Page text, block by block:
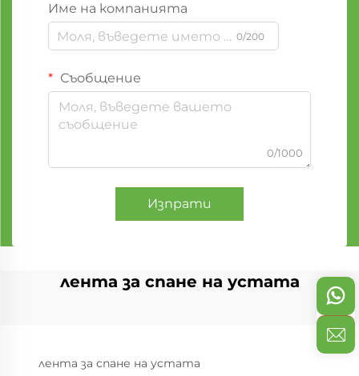
Име на компанията
0/200
Съобщение
0/1000
Изпрати
лента за спане на устата
лента за спане на устата